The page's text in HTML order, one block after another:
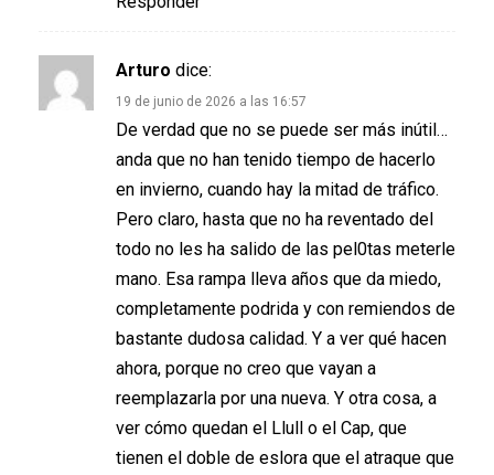
Arturo dice:
19 de junio de 2026 a las 16:57
De verdad que no se puede ser más inútil…
anda que no han tenido tiempo de hacerlo
en invierno, cuando hay la mitad de tráfico.
Pero claro, hasta que no ha reventado del
todo no les ha salido de las pel0tas meterle
mano. Esa rampa lleva años que da miedo,
completamente podrida y con remiendos de
bastante dudosa calidad. Y a ver qué hacen
ahora, porque no creo que vayan a
reemplazarla por una nueva. Y otra cosa, a
ver cómo quedan el Llull o el Cap, que
tienen el doble de eslora que el atraque que